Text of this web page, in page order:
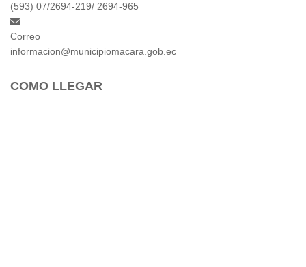
(593) 07/2694-219/ 2694-965
Correo
informacion@municipiomacara.gob.ec
COMO LLEGAR
Consulta Pago de Impuesto
Mail